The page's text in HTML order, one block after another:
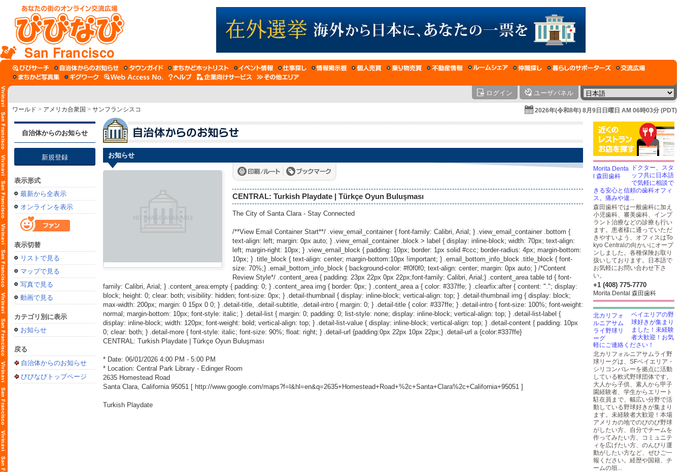
San Francisco
ログイン ユーザパネル
ワールド > アメリカ合衆国 > サンフランシスコ 2026年(令和8年) 8月9日日曜日 AM 06時03分 (PDT)
自治体からのお知らせ
新規登録
表示形式
最新から全表示
オンラインを表示
表示切替
リストで見る
マップで見る
写真で見る
動画で見る
カテゴリ別に表示
お知らせ
戻る
自治体からのお知らせ
びびなびトップページ
お知らせ
CENTRAL: Turkish Playdate | Türkçe Oyun Buluşması
The City of Santa Clara - Stay Connected
/**View Email Container Start**/ .view_email_container { font-family: Calibri, Arial; } .view_email_container .bottom {
text-align: left; margin: 0px auto; } .view_email_container .block > label { display: inline-block; width: 70px; text-align:
left; margin-right: 10px; } .view_email_block { padding: 10px; border: 1px solid #ccc; border-radius: 4px; margin-bottom:
10px; } .title_block { text-align: center; margin-bottom:10px !important; } .email_bottom_info_block .title_block { font-
size: 70%;} .email_bottom_info_block { background-color: #f0f0f0; text-align: center; margin: 0px auto; } /*Content
Review Style*/ .content_area { padding: 23px 22px 0px 22px;font-family: Calibri, Arial;} .content_area table td { font-
family: Calibri, Arial; } .content_area:empty { padding: 0; } .content_area img { border: 0px; } .content_area a { color: #337ffe; } .clearfix:after { content: "."; display:
block; height: 0; clear: both; visibility: hidden; font-size: 0px; } .detail-thumbnail { display: inline-block; vertical-align: top; } .detail-thumbnail img { display: block;
max-width: 200px; margin: 0 15px 0 0; } .detail-title, .detail-subtitle, .detail-intro { margin: 0; } .detail-title { color: #337ffe; } .detail-intro { font-size: 100%; font-weight:
normal; margin-bottom: 10px; font-style: italic; } .detail-list { margin: 0; padding: 0; list-style: none; display: inline-block; vertical-align: top; } .detail-list-label {
display: inline-block; width: 120px; font-weight: bold; vertical-align: top; } .detail-list-value { display: inline-block; vertical-align: top; } .detail-content { padding: 10px
0; clear: both; } .detail-more { font-style: italic; font-size: 90%; float: right; } .detail-url {padding:0px 22px 10px 22px;} .detail-url a {color:#337ffe}
CENTRAL: Turkish Playdate | Türkçe Oyun Buluşması
* Date: 06/01/2026 4:00 PM - 5:00 PM
* Location: Central Park Library - Edinger Room
2635 Homestead Road
Santa Clara, California 95051 [ http://www.google.com/maps?f=l&hl=en&q=2635+Homestead+Road+%2c+Santa+Clara%2c+California+95051 ]
Turkish Playdate
ドクター、スタ
ッフ共に日本語
で気軽に相談で
きる安心と信頼の歯科オフィ
ス。痛みや違...
森田歯科では一般歯科に加え
小児歯科、審美歯科、インプ
ラント治療などの診療も行い
ます。患者様に通っていただ
きやすいよう、オフィスはTo
kyo Centralの向かいにオープ
ンしました。各種保険お取り
扱いしております。日本語で
お気軽にお問い合わせ下さ
い。
+1 (408) 775-7770
Morita Dental 森田歯科
ベイエリアの野
球好きが集まり
ました！未経験
者大歓迎！お気
軽にご連絡ください！
北カリフォルニアサムライ野
球リーグは、SFベイエリア・
シリコンバレーを拠点に活動
している軟式野球団体です。
大人から子供、素人から甲子
園経験者、学生からエリート
駐在員まで、幅広い分野で活
動している野球好きが集まり
ます。未経験者大歓迎！本場
アメリカの地でのびのび野球
がしたい方、自分でチームを
作ってみたい方、コミュニテ
ィを広げたい方、のんびり運
動がしたい方など、ぜひご一
報ください。経歴や国籍、チ
ームの垣...